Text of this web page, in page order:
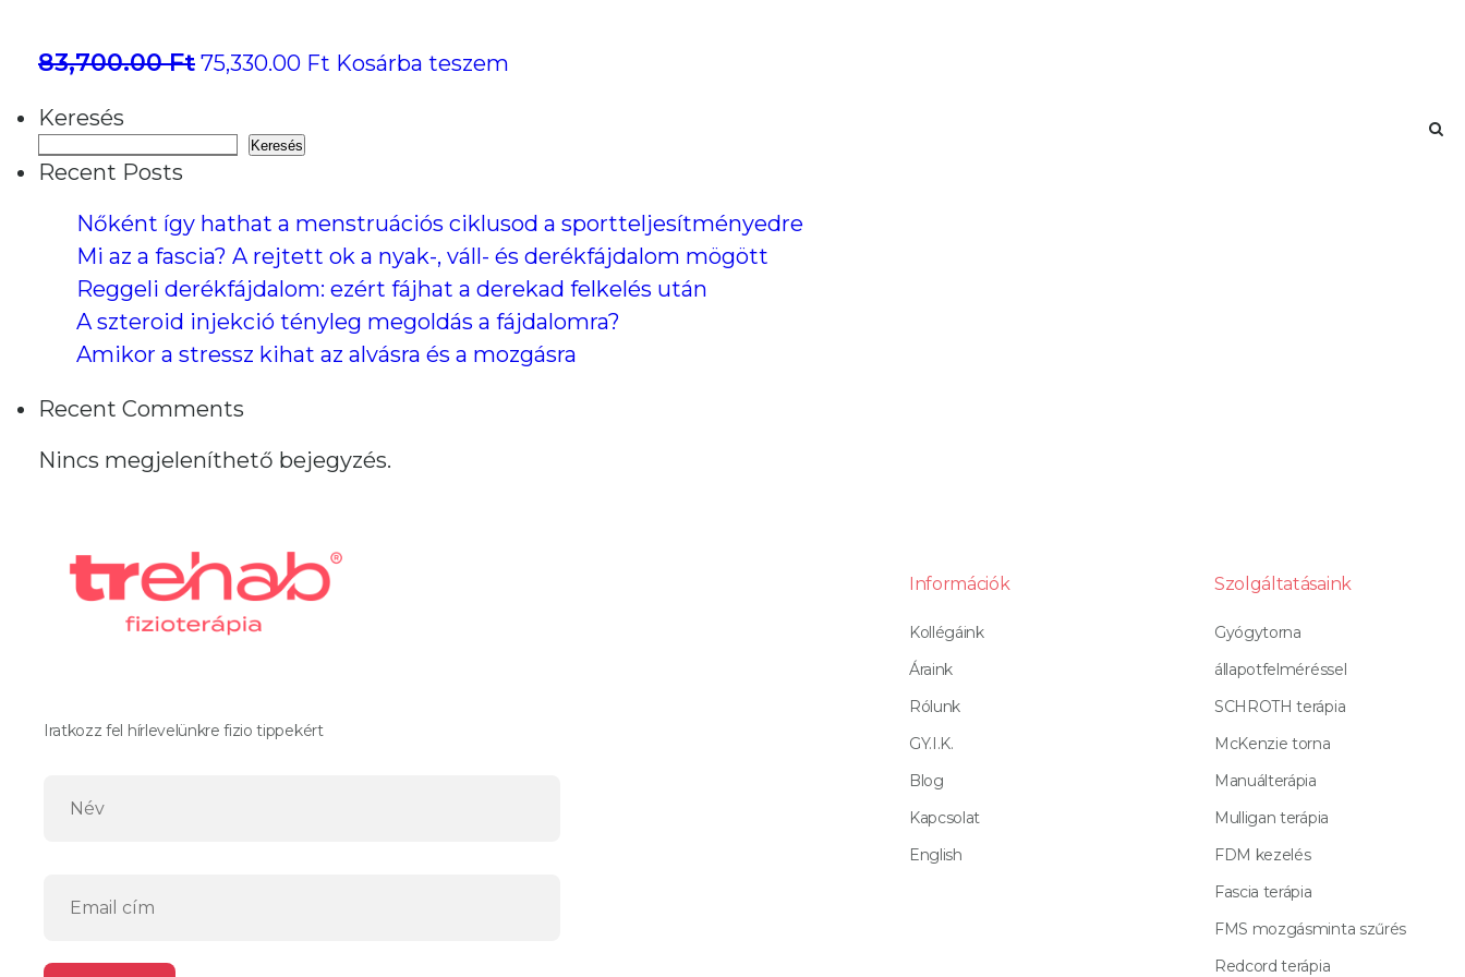
83,700.00Ft Original
was:
83,700.00 Ft.
75,330.00 Ft Current
Kosárba teszem
Keresés
Keresés
Recent Posts
Nőként így hathat a menstruációs ciklusod a sportteljesítményedre
Mi az a fascia? A rejtett ok a nyak-, váll- és derékfájdalom mögött
Reggeli derékfájdalom: ezért fájhat a derekad felkelés után
A szteroid injekció tényleg megoldás a fájdalomra?
Amikor a stressz kihat az alvásra és a mozgásra
Recent Comments
Nincs megjeleníthető bejegyzés.
Iratkozz fel hírlevelünkre fizio tippekért
Információk
Kollégáink
Áraink
Rólunk
GY.I.K.
Blog
Kapcsolat
English
Szolgáltatásaink
Gyógytorna
állapotfelméréssel
SCHROTH terápia
McKenzie torna
Manuálterápia
Mulligan terápia
FDM kezelés
Fascia terápia
FMS mozgásminta szűrés
Redcord terápia